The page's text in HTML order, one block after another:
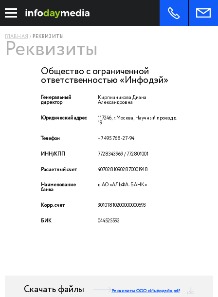
ГЛАВНАЯ РЕКВИЗИТЫ
Реквизиты
Общество с ограниченной
ответственностью «Инфодэй»
Генеральный
директор
Кирпичникова Диана
Александровна
Юридический адрес 117246, г.Москва, Научный проезд д.
19
Телефон +7 495 768-27-94
ИНН/КПП 7728343969 / 772801001
Расчетный счет 40702810902870001918
Наименование
банка
в АО «АЛЬФА-БАНК»
Корр. счет 30101810200000000593
БИК 044525593
Скачать файлы Реквизиты ООО «Инфодэй».pdf